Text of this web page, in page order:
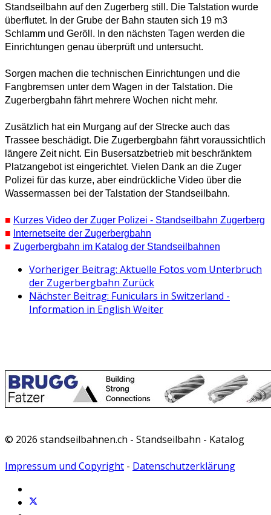
Standseilbahn auf den Zugerberg still. Die Talstation wurde
überflutet. In der Grube der Bahn stauten sich 19 m3
Schlamm und Geröll. In den nächsten Tagen werden die
Einrichtungen genau überprüft und untersucht.
Sorgen machen die technischen Einrichtungen und die
Fangbremsen unter dem Wagen in der Talstation. Die
Zugerbergbahn fährt mehrere Wochen nicht mehr.
Zusätzlich hat ein Murgang auf der Strecke auch das
Trassee beschädigt. Die Zugerbergbahn fährt voraussichtlich
längere Zeit nicht. Ein Busersatzbetrieb mit beschränktem
Platzangebot ist eingerichtet. Vielen Dank an die Zuger
Polizei für das kurze, aber eindrückliche Video über die
Wassermassen bei der Talstation der Standseilbahn.
■ Kurzes Video der Zuger Polizei - Standseilbahn Zugerberg
■ Internetseite der Zugerbergbahn
■ Zugerbergbahn im Katalog der Standseilbahnen
Vorheriger Beitrag: Aktuelle Fotos vom Unterbruch
der Zugerbergbahn Zurück
Nächster Beitrag: Funiculars in Switzerland -
Information in English Weiter
© 2026 standseilbahnen.ch - Standseilbahn - Katalog
Impressum und Copyright - Datenschutzerklärung